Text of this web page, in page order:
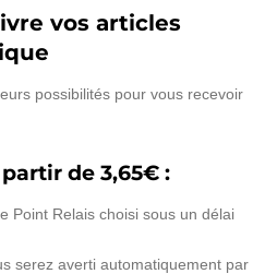
vos articles
possibilités pour vous recevoir
de 3,65€ :
Point Relais choisi sous un délai
serez averti automatiquement par